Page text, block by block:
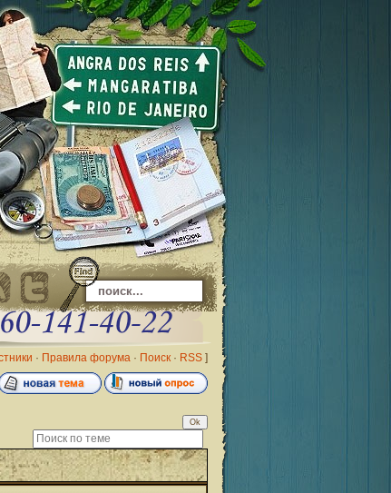
· Правила форума · Поиск · RSS ]